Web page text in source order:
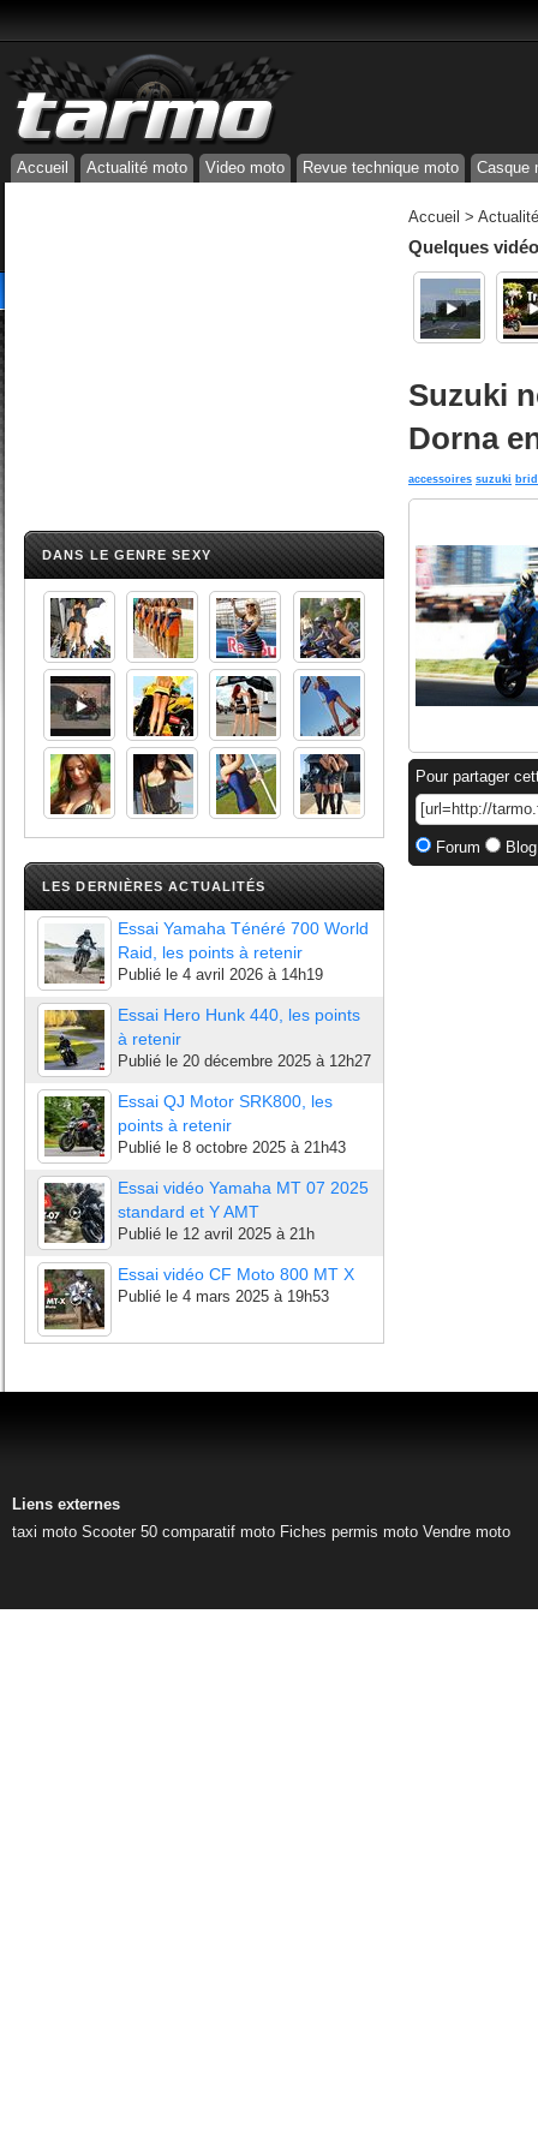
Accueil Actualité moto Video moto Revue technique moto Casque
DANS LE GENRE SEXY
LES DERNIÈRES ACTUALITÉS
Essai Yamaha Ténéré 700 World
Raid, les points à retenir
Publié le 4 avril 2026 à 14h19
Essai Hero Hunk 440, les points
à retenir
Publié le 20 décembre 2025 à 12h27
Essai QJ Motor SRK800, les
points à retenir
Publié le 8 octobre 2025 à 21h43
Essai vidéo Yamaha MT 07 2025
standard et Y AMT
Publié le 12 avril 2025 à 21h
Essai vidéo CF Moto 800 MT X
Publié le 4 mars 2025 à 19h53
Accueil >
Quelques
Suzuki
Dorna
accessoires suzuki
Pour partager
Forum
Liens externes
taxi moto Scooter 50 comparatif moto Fiches permis moto Vendre moto